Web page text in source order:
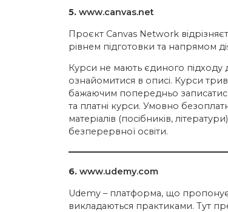
5. www.canvas.net
Проєкт Canvas Network
рівнем підготовки та напрямом
Курси не мають єдиного
ознайомитися в описі. Курси
бажаючим попередньо
та платні курси. Умовно
матеріалів (посібників,
безперервної освіти.
6. www.udemy.com
Udemy – платформа, що пропонує
викладаються практиками. Тут